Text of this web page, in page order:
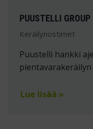
PUUSTELLI GROUP
Keräilynostimet
Puustelli hankki
Lue lisää »